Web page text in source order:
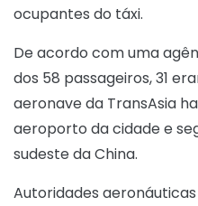
ocupantes do táxi.
De acordo com uma
dos 58 passageiros, 31
aeronave da TransAsia
aeroporto da cidade e
sudeste da China.
Autoridades